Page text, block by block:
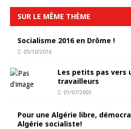
SUR LE MÊME THÈME
Socialisme 2016 en Drôme !
05/10/2016
Les petits pas vers
travailleurs
01/07/2003
Pour une Algérie libre,
Algérie socialiste!